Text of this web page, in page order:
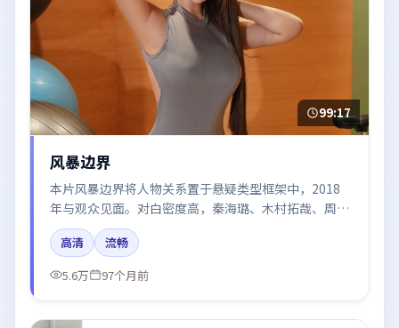
99:17
风暴边界
本片风暴边界将人物关系置于悬疑类型框架中，2018
年与观众见面。对白密度高，秦海璐、木村拓哉、周
迅、黄渤、周冬雨的台词节奏值得关注；整体气质偏泰
国都市与冷色调摄影。
高清
流畅
5.6万
97个月前